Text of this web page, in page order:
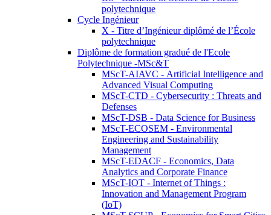
polytechnique
Cycle Ingénieur
X - Titre d’Ingénieur diplômé de l’École
polytechnique
Diplôme de formation gradué de l'Ecole
Polytechnique -MSc&T
MScT-AIAVC - Artificial Intelligence and
Advanced Visual Computing
MScT-CTD - Cybersecurity : Threats and
Defenses
MScT-DSB - Data Science for Business
MScT-ECOSEM - Environmental
Engineering and Sustainability
Management
MScT-EDACF - Economics, Data
Analytics and Corporate Finance
MScT-IOT - Internet of Things :
Innovation and Management Program
(IoT)